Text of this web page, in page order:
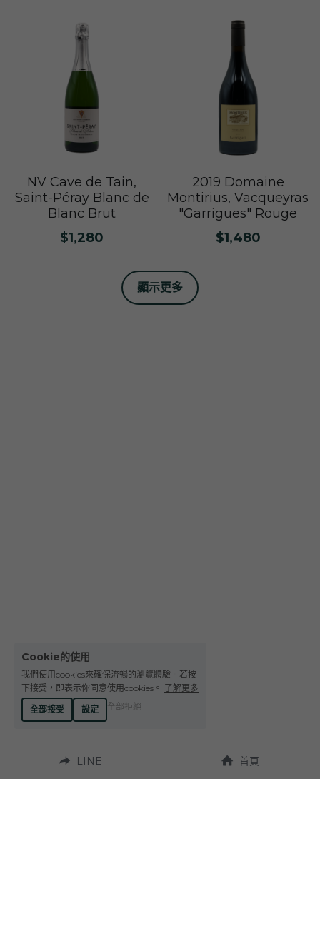
NV Cave de Tain,
Saint-Péray Blanc de
Blanc Brut
$1,280
2019 Domaine
Montirius, Vacqueyras
"Garrigues" Rouge
$1,480
顯示更多
LINE 首頁
Cookie的使用
我們使用cookies來確保流暢的瀏覽體驗。若按
下接受，即表示你同意使用cookies。 了解更多
全部接受
設定 全部拒絕